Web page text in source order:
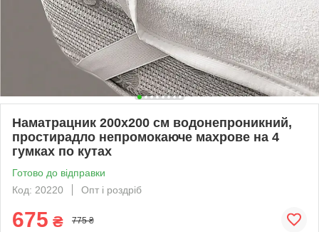
Наматрацник 200х200 см водонепроникний,
простирадло непромокаюче махрове на 4
гумках по кутах
Готово до відправки
Код: 20220
Опт і роздріб
675 ₴ 775 ₴